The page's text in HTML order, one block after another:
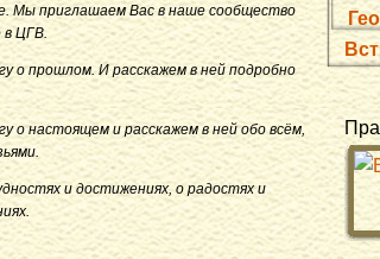
Мы приглашаем Вас в наше сообщество
ЦГВ.
о прошлом. И расскажем в ней подробно
о настоящем и расскажем в ней обо всём,
и достижениях, о радостях и